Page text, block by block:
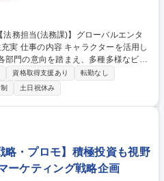
活用し
部門の意向を踏まえ、多種多様なビジ
っていただきます。法務部は（業務次
】■契約文書の作
7名で対応）（大半和文、英文も増
検証（下請法や景表法など関連法
応） 【キャリア】当社の基本的ビジ
い、様々な既存ビジネスや新規ビジ
の法的バックアップで多種多様な法務
当(法務課)】
/在宅可/福利厚生充実
資格取得支援あり
転勤なし
土日祝休み
略・プロモ】積極投資も視野
ーケティング戦略企画